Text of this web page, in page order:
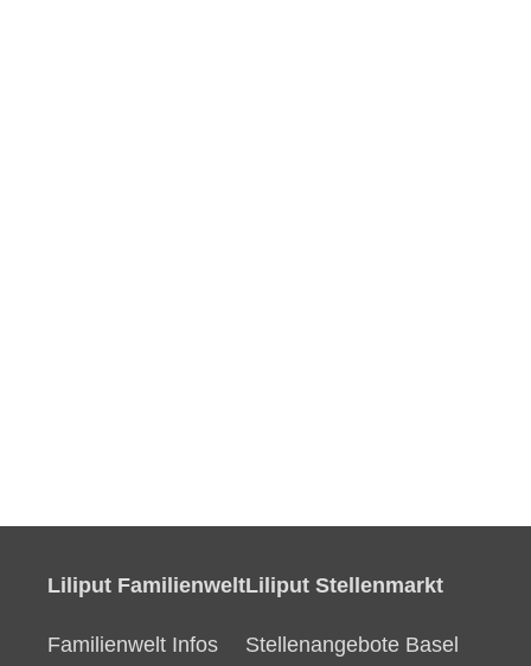
Liliput Familienwelt
Familienwelt Infos
Liliput Stellenmarkt
Stellenangebote Basel